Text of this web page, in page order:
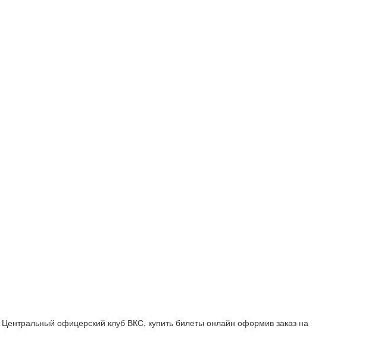
Центральный офицерский клуб ВКС, купить билеты онлайн оформив заказ на